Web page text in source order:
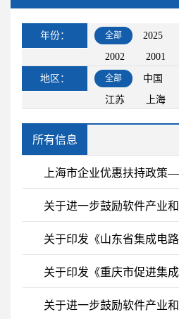
年份： 全部 2025
2002
2001
地区： 全部 中国
江苏
上海
所有信息
上海市企业优惠扶持政
关于进一步鼓励软件产业
关于印发《山东省集成电
关于印发《重庆市促进集
关于进一步鼓励软件产业